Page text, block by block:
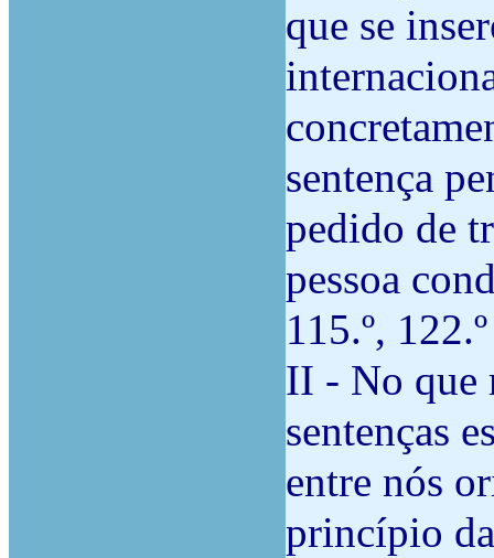
que se
sentença
pedido de
pessoa
115.º,
II - No que
sentenças
entre nós
princípio